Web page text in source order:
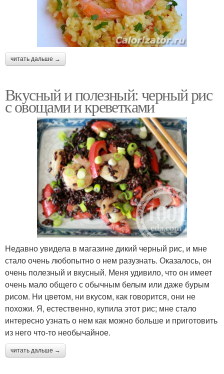
читать дальше →
Вкусный и полезный: черный рис
с овощами и креветками
Недавно увидела в магазине дикий черный рис, и мне
стало очень любопытно о нем разузнать. Оказалось, он
очень полезный и вкусный. Меня удивило, что он имеет
очень мало общего с обычным белым или даже бурым
рисом. Ни цветом, ни вкусом, как говорится, они не
похожи. Я, естественно, купила этот рис; мне стало
интересно узнать о нем как можно больше и приготовить
из него что-то необычайное.
читать дальше →